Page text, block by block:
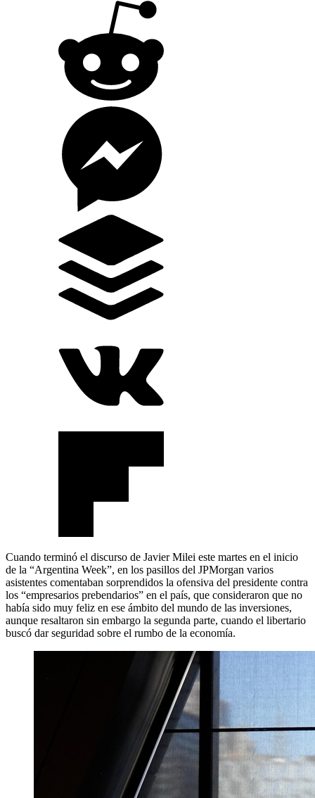
Cuando terminó el discurso de Javier Milei este martes en el inicio
de la “Argentina Week”, en los pasillos del JPMorgan varios
asistentes comentaban sorprendidos la ofensiva del presidente contra
los “empresarios prebendarios” en el país, que consideraron que no
había sido muy feliz en ese ámbito del mundo de las inversiones,
aunque resaltaron sin embargo la segunda parte, cuando el libertario
buscó dar seguridad sobre el rumbo de la economía.